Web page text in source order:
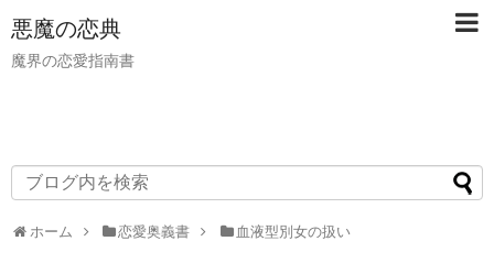
悪魔の恋典
魔界の恋愛指南書
ホーム 恋愛奥義書 血液型別女の扱い